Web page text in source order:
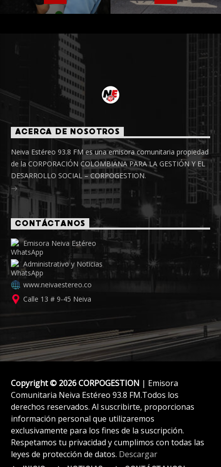
ACERCA DE NOSOTROS
Neiva Estéreo 93.8 FM es una emisora comunitaria propiedad
de la CORPORACIÓN COLOMBIANA PARA LA GESTIÓN Y EL
DESARROLLO SOCIAL – CORPOGESTION.
CONTÁCTANOS
Emisora Neiva Estéreo
Administrativo y Noticias
www.neivaestereo.co
Calle 13 # 9-45 Neiva
Copyright © 2026 CORPOGESTION | Emisora
Comunitaria Neiva Estéreo 93.8 FM.Todos los
derechos reservados. Al suscribirte, proporcionas
información personal que utilizaremos
exclusivamente para los fines de la suscripción.
Respetamos tu privacidad y cumplimos con todas las
leyes de protección de datos. Descargar